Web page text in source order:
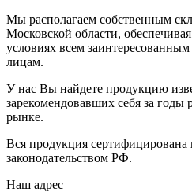
Мы располагаем собственным
Московской области,
условиях всем
лицам.
У нас Вы найдете продукцию
зарекомендовавших себя за годы
рынке.
Вся продукция сертифицирована
законодательством РФ.
Наш адрес